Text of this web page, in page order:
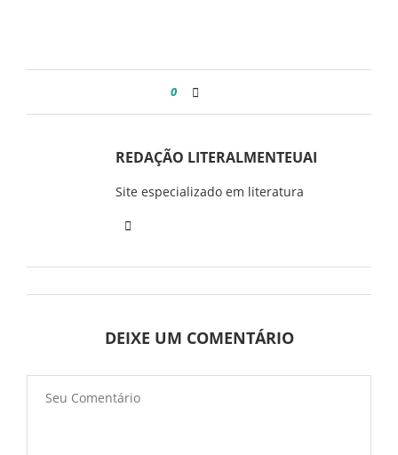
0
REDAÇÃO LITERALMENTEUAI
Site especializado em literatura
DEIXE UM COMENTÁRIO